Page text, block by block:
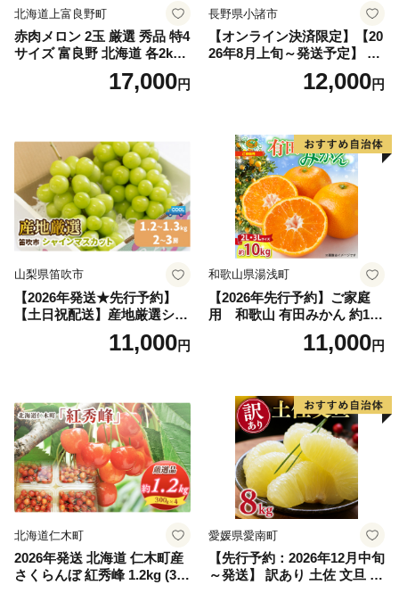
北海道上富良野町
赤肉メロン 2玉 厳選 秀品 特4
サイズ 富良野 北海道 各2kg
～2.6kg 2玉 セット ファーム
富良野 メロン めろん 果物 く
17,000円
長野県小諸市
【オンライン決済限定】【20
26年8月上旬～発送予定】 先
行予約 「浅間水蜜桃プレミ
アム」 もも あかつき 秀品 約
果肉 長野県産 小諸市
12,000円
山梨県笛吹市
【2026年発送★先行予約】
【土日祝配送】産地厳選シャ
インマスカット1.2kg～1.3kg
（2房～3房）※沖縄・離島配
笛吹市 山梨県 フルーツ 果物
ぶどう 葡萄 大粒 シャインマ
スカット おすすめ シャイン
マスカット 贈答 ギフト 産地
笛吹市 シャインマスカット
笛吹 葡萄 国産 ぶどう 人気
国産 1.2kg 先行｜
11,000円
和歌山県湯浅町
【2026年先行予約】ご家庭
用 和歌山 有田みかん 約10k
g (2L、3Lサイズ)【湯浅町】
11,000円
北海道仁木町
2026年発送 北海道 仁木町産
さくらんぼ 紅秀峰 1.2kg (300
愛媛県愛南町
【先行予約：2026年12月中旬
～発送】 訳あり 土佐 文旦 8k